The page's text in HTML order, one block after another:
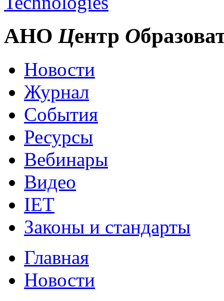
АНО Центр О
Новости
Журнал
События
Ресурсы
Вебинары
Видео
IET
Законы и стандарты
Главная
Новости